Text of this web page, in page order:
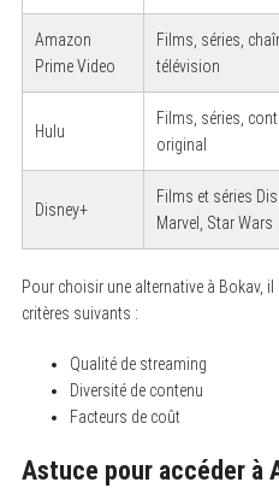
Amazon
Prime Video
Films, séries,
télévision
Hulu
Films, séries,
original
Disney+
Films et séries
Marvel, Star Wars
Pour choisir une alternative à Bokav,
critères suivants :
Qualité de streaming
Diversité de contenu
Facteurs de coût
Astuce pour accéder à